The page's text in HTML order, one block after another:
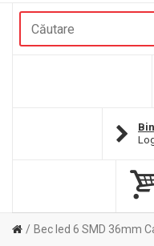
Bec led 6 SMD 36mm